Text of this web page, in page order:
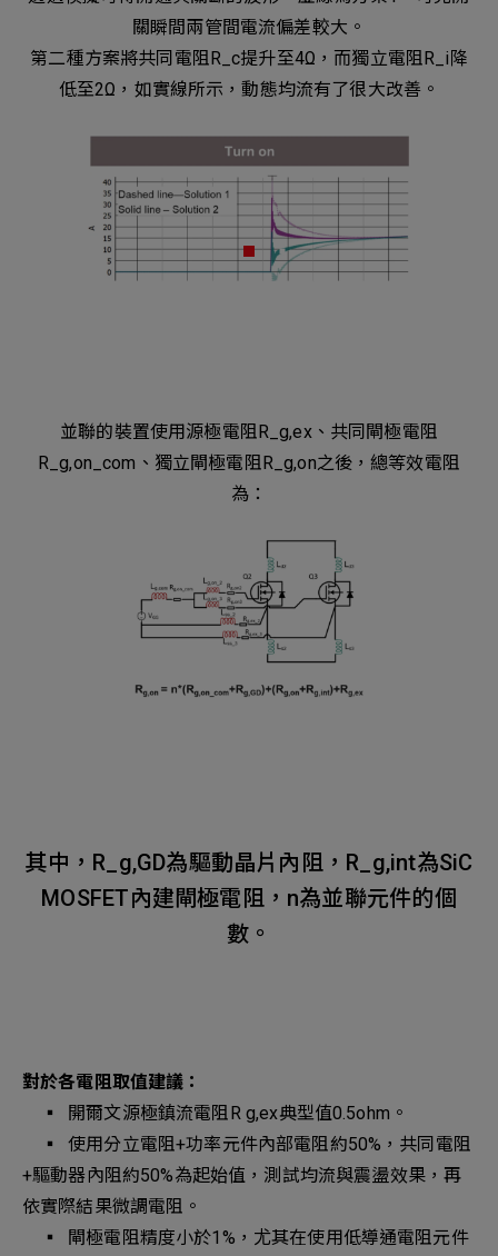
關瞬間兩管間電流偏差較大。
第二種方案將共同電阻R_c提升至4Ω，而獨立電阻R_i降
低至2Ω，如實線所示，動態均流有了很大改善。
並聯的裝置使用源極電阻R_g,ex、共同閘極電阻
R_g,on_com、獨立閘極電阻R_g,on之後，總等效電阻
為：
其中，R_g,GD為驅動晶片內阻，R_g,int為SiC
MOSFET內建閘極電阻，n為並聯元件的個
數。
對於各電阻取值建議：
▪︎ 開爾文源極鎮流電阻R g,ex典型值0.5ohm。
▪︎ 使用分立電阻+功率元件內部電阻約50%，共同電阻
+驅動器內阻約50%為起始值，測試均流與震盪效果，再
依實際結果微調電阻。
▪︎ 閘極電阻精度小於1%，尤其在使用低導通電阻元件